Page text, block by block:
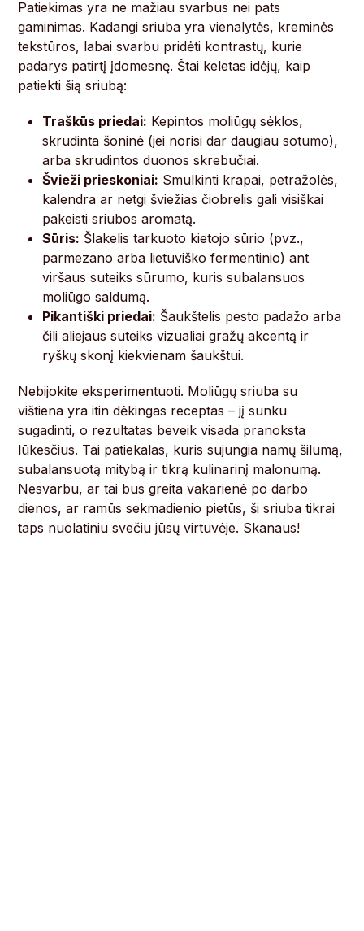
Patiekimas yra ne mažiau svarbus nei pats
gaminimas. Kadangi sriuba yra vienalytės, kreminės
tekstūros, labai svarbu pridėti kontrastų, kurie
padarys patirtį įdomesnę. Štai keletas idėjų, kaip
patiekti šią sriubą:
Traškūs priedai: Kepintos moliūgų sėklos,
skrudinta šoninė (jei norisi dar daugiau sotumo),
arba skrudintos duonos skrebučiai.
Švieži prieskoniai: Smulkinti krapai, petražolės,
kalendra ar netgi šviežias čiobrelis gali visiškai
pakeisti sriubos aromatą.
Sūris: Šlakelis tarkuoto kietojo sūrio (pvz.,
parmezano arba lietuviško fermentinio) ant
viršaus suteiks sūrumo, kuris subalansuos
moliūgo saldumą.
Pikantiški priedai: Šaukštelis pesto padažo arba
čili aliejaus suteiks vizualiai gražų akcentą ir
ryškų skonį kiekvienam šaukštui.
Nebijokite eksperimentuoti. Moliūgų sriuba su
vištiena yra itin dėkingas receptas – jį sunku
sugadinti, o rezultatas beveik visada pranoksta
lūkesčius. Tai patiekalas, kuris sujungia namų šilumą,
subalansuotą mitybą ir tikrą kulinarinį malonumą.
Nesvarbu, ar tai bus greita vakarienė po darbo
dienos, ar ramūs sekmadienio pietūs, ši sriuba tikrai
taps nuolatiniu svečiu jūsų virtuvėje. Skanaus!